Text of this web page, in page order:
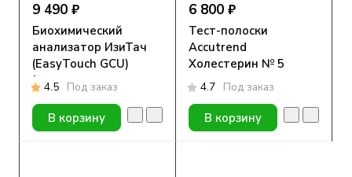
9 490 ₽
Биохимический
анализатор ИзиТач
(EasyTouch GCU)
(глюкоза, холестерин
и мочевая кислота в
крови)
4.5 Под заказ
В корзину
6 800 ₽
Тест-полоски
Accutrend
Холестерин № 5
4.7 Под заказ
В корзину